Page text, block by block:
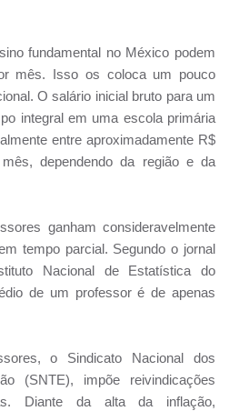
fundamental no México podem
mês. Isso os coloca um pouco
O salário inicial bruto para um
integral em uma escola primária
entre aproximadamente R$
dependendo da região e da
ganham consideravelmente
tempo parcial. Segundo o jornal
Nacional de Estatística do
de um professor é de apenas
o Sindicato Nacional dos
(SNTE), impõe reivindicações
Diante da alta da inflação,